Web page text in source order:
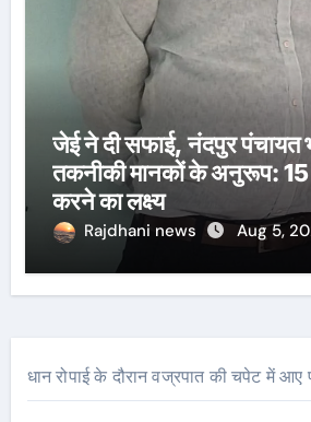
जेई ने दी सफाई, नंदपुर पंचायत
तकनीकी मानकों के अनुरूप:
करने का लक्ष्य
Rajdhani news Aug 5,
धान रोपाई के दौरान वज्रपात की चपेट में आए